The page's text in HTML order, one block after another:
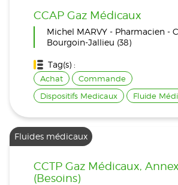
CCAP Gaz Médicaux
Michel MARVY - Pharmacien -
Bourgoin-Jallieu (38)
Tag(s) :
Achat
Commande
Dispositifs Medicaux
Fluide
Fluides médicaux
CCTP Gaz Médicaux,
(Besoins)